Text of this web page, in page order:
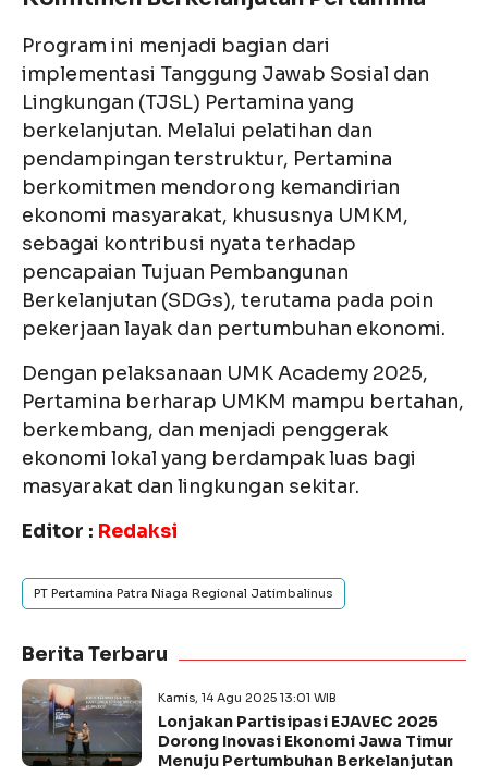
Program ini menjadi bagian dari
implementasi Tanggung Jawab Sosial dan
Lingkungan (TJSL) Pertamina yang
berkelanjutan. Melalui pelatihan dan
pendampingan terstruktur, Pertamina
berkomitmen mendorong kemandirian
ekonomi masyarakat, khususnya UMKM,
sebagai kontribusi nyata terhadap
pencapaian Tujuan Pembangunan
Berkelanjutan (SDGs), terutama pada poin
pekerjaan layak dan pertumbuhan ekonomi.
Dengan pelaksanaan UMK Academy 2025,
Pertamina berharap UMKM mampu bertahan,
berkembang, dan menjadi penggerak
ekonomi lokal yang berdampak luas bagi
masyarakat dan lingkungan sekitar.
Editor : Redaksi
PT Pertamina Patra Niaga Regional Jatimbalinus
Berita Terbaru
Kamis, 14 Agu 2025 13:01 WIB
Lonjakan Partisipasi EJAVEC 2025
Dorong Inovasi Ekonomi Jawa Timur
Menuju Pertumbuhan Berkelanjutan